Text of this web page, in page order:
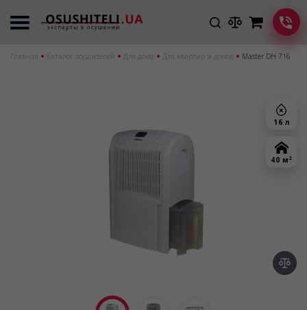
Главная Каталог осушителей Для дома Для квартир и домов Master DH 716
16 л
40 м 2